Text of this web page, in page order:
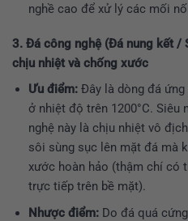
nghề cao để xử lý các mối
3. Đá công nghệ (Đá nung kết /
chịu nhiệt và chống xước
Ưu điểm:Đây là dòng đá ứng
ở nhiệt độ trên 1200°C.
nghệ này là chịu nhiệt vô
sôi sùng sục lên mặt đá mà
xước hoàn hảo (thậm chí có
trực tiếp trên bề mặt).
Nhược điểm:Do đá quá